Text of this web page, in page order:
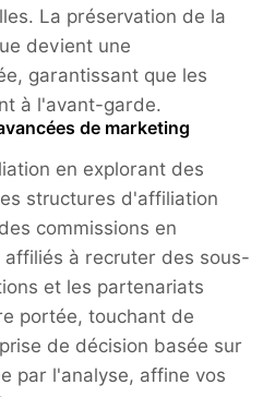
La préservation de la
devient une
garantissant que les
à l'avant-garde.
de marketing
en explorant des
structures d'affiliation
commissions en
à recruter des sous-
et les partenariats
portée, touchant de
de décision basée sur
par l'analyse, affine vos